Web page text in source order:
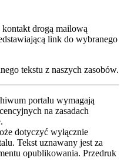
drogą mailową
link do wybranego
tekstu z naszych zasobów.
portalu wymagają
na zasadach
dotyczyć wyłącznie
Tekst uznawany jest za
opublikowania. Przedruk